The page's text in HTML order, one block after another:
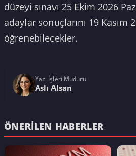
düzeyi sınavı 25 Ekim 2026
adaylar sonuçlarını 19 Kasım
öğrenebilecekler.
Yazı İşleri Müdürü
Aslı Alsan
ÖNERILEN HABERLER